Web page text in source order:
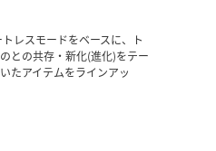
レスモードをベースに、ト
との共存・新化(進化)をテー
たアイテムをラインアッ